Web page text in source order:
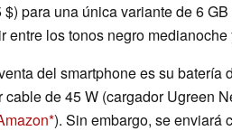
para una única variante de 6
entre los tonos negro
del smartphone es su batería
cable de 45 W (cargador Ugreen
). Sin embargo, se enviará